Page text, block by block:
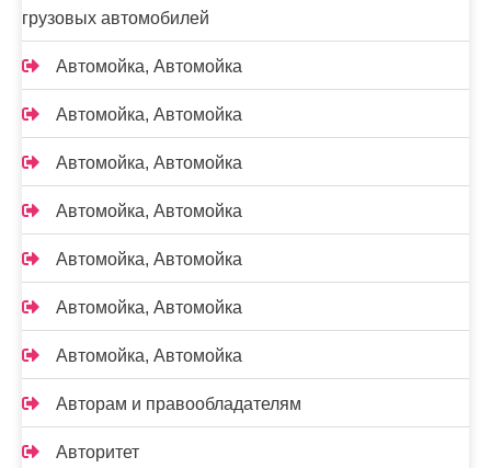
грузовых автомобилей
Автомойка, Автомойка
Автомойка, Автомойка
Автомойка, Автомойка
Автомойка, Автомойка
Автомойка, Автомойка
Автомойка, Автомойка
Автомойка, Автомойка
Авторам и правообладателям
Авторитет